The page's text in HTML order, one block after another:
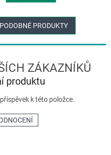
PRODUKTY
produktu
k této položce.